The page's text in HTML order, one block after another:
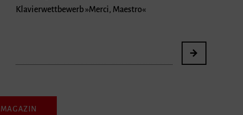
Klavierwettbewerb »Merci, Maestro«